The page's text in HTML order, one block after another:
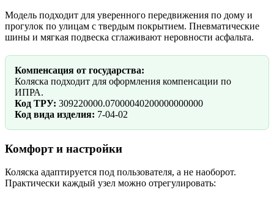
Модель подходит для уверенного передвижения по дому и
прогулок по улицам с твердым покрытием. Пневматические
шины и мягкая подвеска сглаживают неровности асфальта.
Компенсация от государства:
Коляска подходит для оформления компенсации по
ИПРА.
Код ТРУ: 309220000.07000040200000000000
Код вида изделия: 7-04-02
Комфорт и настройки
Коляска адаптируется под пользователя, а не наоборот.
Практически каждый узел можно отрегулировать: